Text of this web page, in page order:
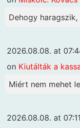
Dehogy
2026.08.08. at
on Kiutálták a
Miért nem mehet
2026.08.08. at 07:11